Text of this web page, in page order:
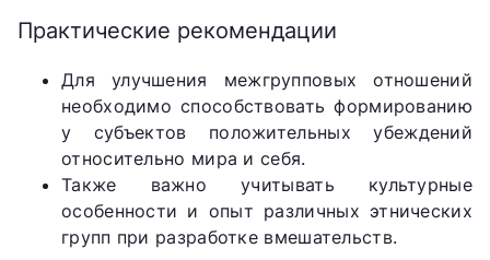
Практические рекомендации
Для улучшения межгрупповых отношений
необходимо способствовать формированию
у субъектов положительных убеждений
относительно мира и себя.
Также важно учитывать культурные
особенности и опыт различных этнических
групп при разработке вмешательств.